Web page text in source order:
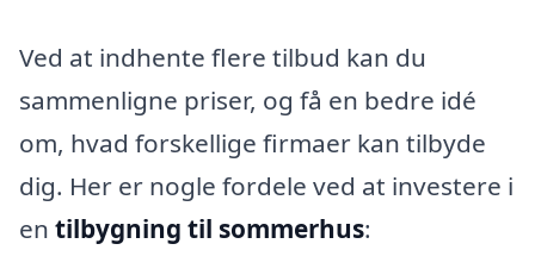
Ved at indhente flere tilbud kan du
sammenligne priser, og få en bedre idé
om, hvad forskellige firmaer kan tilbyde
dig. Her er nogle fordele ved at investere i
en tilbygning til sommerhus: